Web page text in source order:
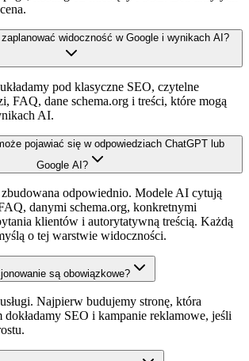
widoczność w Google i wynikach AI?
pod klasyczne SEO, czytelne
FAQ, dane schema.org i treści, które mogą
AI.
pojawiać się w odpowiedziach ChatGPT lub
Google AI?
odpowiednio. Modele AI cytują
danymi schema.org, konkretnymi
klientów i autorytatywną treścią. Każdą
o tej warstwie widoczności.
są obowiązkowe?
Najpierw budujemy stronę, która
dokładamy SEO i kampanie reklamowe, jeśli